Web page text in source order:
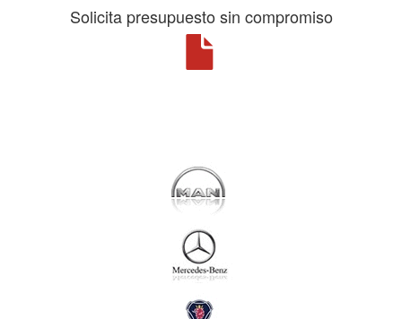
Solicita presupuesto sin compromiso